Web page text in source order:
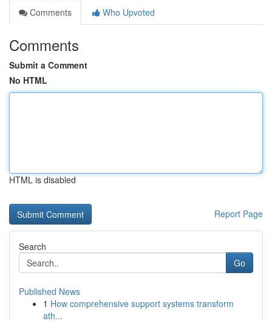
Comments
Who Upvoted
Comments
Submit a Comment
No HTML
HTML is disabled
Report Page
Search
Go
Published News
1 How comprehensive support systems transform
ath...